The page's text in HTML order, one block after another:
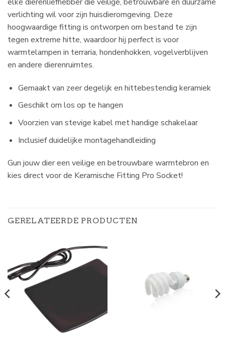
verlichting wil voor zijn huisdieromgeving. Deze
hoogwaardige fitting is ontworpen om bestand te zijn
tegen extreme hitte, waardoor hij perfect is voor
warmtelampen in terraria, hondenhokken, vogelverblijven
en andere dierenruimtes.
Gemaakt van zeer degelijk en hittebestendig keramiek
Geschikt om los op te hangen
Voorzien van stevige kabel met handige schakelaar
Inclusief duidelijke montagehandleiding
Gun jouw dier een veilige en betrouwbare warmtebron en
kies direct voor de Keramische Fitting Pro Socket!
GERELATEERDE PRODUCTEN